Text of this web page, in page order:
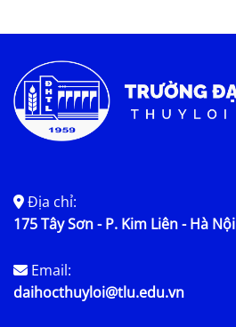
Tin tức chung
Địa chỉ:
175 Tây Sơn - P. Kim Liên - Hà Nội
Email:
daihocthuyloi@tlu.edu.vn